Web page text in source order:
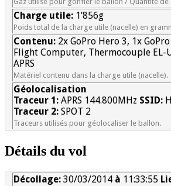
Charge utile: 1’856g
Poids total de la charge utile (nacelle) en
Contenu: 2x GoPro Hero 3, 1x
Flight Computer, Thermocouple EL-
APRS
Matériel contenu dans la charge utile (nacelle).
Géolocalisation
Traceur 1: APRS 144.800MHz SSID:
Traceur 2: SPOT 2
Traceurs utilisés pour géolocaliser le ballon.
Détails du vol
Décollage: 30/03/2014 à 11:33:55